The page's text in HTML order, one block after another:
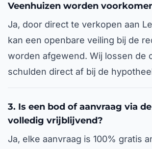
Veenhuizen worden
Ja, door direct te verkopen aan
kan een openbare veiling bij de
worden afgewend. Wij lossen de
schulden direct af bij de
3. Is een bod of aanvraag via
volledig vrijblijvend?
Ja, elke aanvraag is 100% gratis